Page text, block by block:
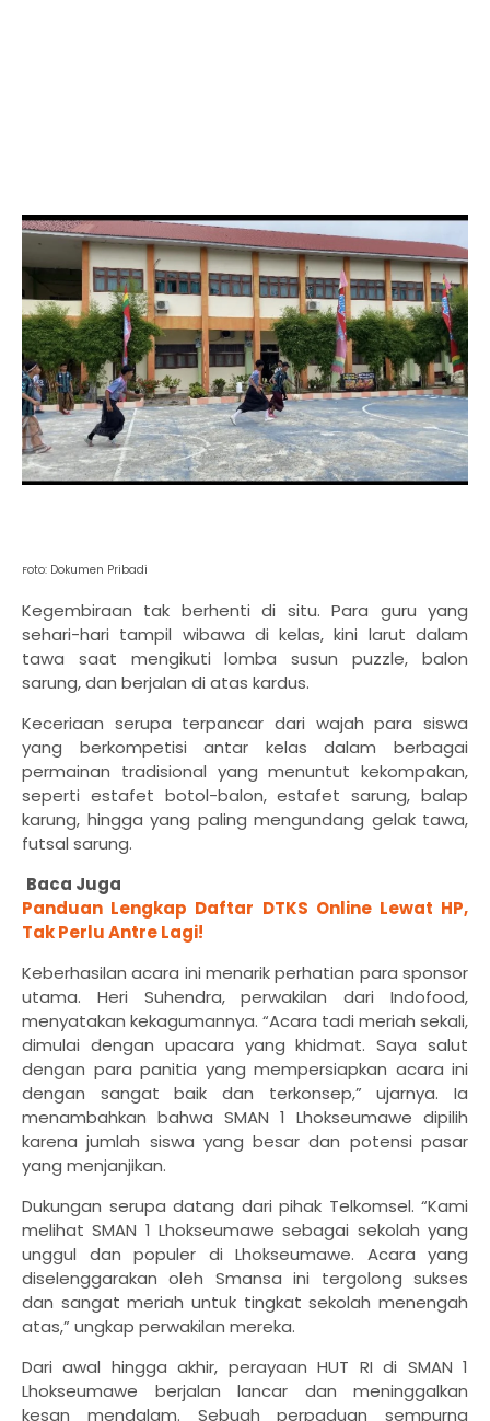
Foto: Dokumen Pribadi
Kegembiraan tak berhenti di situ. Para guru yang
sehari-hari tampil wibawa di kelas, kini larut dalam
tawa saat mengikuti lomba susun puzzle, balon
sarung, dan berjalan di atas kardus.
Keceriaan serupa terpancar dari wajah para siswa
yang berkompetisi antar kelas dalam berbagai
permainan tradisional yang menuntut kekompakan,
seperti estafet botol-balon, estafet sarung, balap
karung, hingga yang paling mengundang gelak tawa,
futsal sarung.
Baca Juga
Panduan Lengkap Daftar DTKS Online Lewat HP,
Tak Perlu Antre Lagi!
Keberhasilan acara ini menarik perhatian para sponsor
utama. Heri Suhendra, perwakilan dari Indofood,
menyatakan kekagumannya. “Acara tadi meriah sekali,
dimulai dengan upacara yang khidmat. Saya salut
dengan para panitia yang mempersiapkan acara ini
dengan sangat baik dan terkonsep,” ujarnya. Ia
menambahkan bahwa SMAN 1 Lhokseumawe dipilih
karena jumlah siswa yang besar dan potensi pasar
yang menjanjikan.
Dukungan serupa datang dari pihak Telkomsel. “Kami
melihat SMAN 1 Lhokseumawe sebagai sekolah yang
unggul dan populer di Lhokseumawe. Acara yang
diselenggarakan oleh Smansa ini tergolong sukses
dan sangat meriah untuk tingkat sekolah menengah
atas,” ungkap perwakilan mereka.
Dari awal hingga akhir, perayaan HUT RI di SMAN 1
Lhokseumawe berjalan lancar dan meninggalkan
kesan mendalam. Sebuah perpaduan sempurna